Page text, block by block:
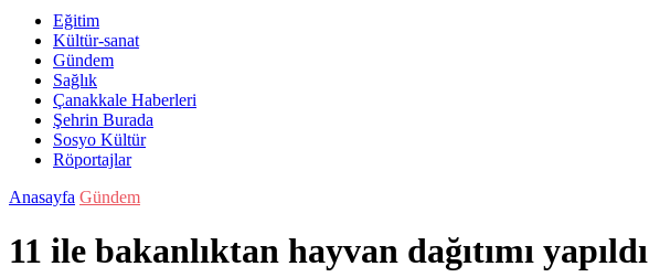
Eğitim
Kültür-sanat
Gündem
Sağlık
Çanakkale Haberleri
Şehrin Burada
Sosyo Kültür
Röportajlar
Anasayfa Gündem
11 ile bakanlıktan hayvan dağıtımı yapıldı